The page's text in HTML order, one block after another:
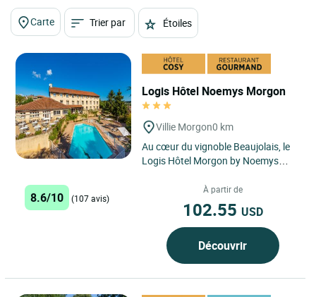
Carte Trier par Étoiles
Logis Hôtel Noemys Morgon
Villie Morgon0 km
Au cœur du vignoble Beaujolais, le
Logis Hôtel Morgon by Noemys
climatisées tout confort pour...
8.6/10 (107 avis)
À partir de
102.55 USD
Découvrir